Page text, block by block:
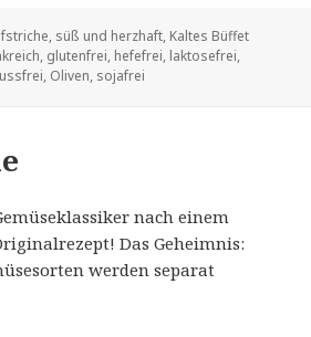
süß und herzhaft, Kaltes Büffet
, glutenfrei, hefefrei, laktosefrei,
, Oliven, sojafrei
nach einem
Das Geheimnis:
werden separat